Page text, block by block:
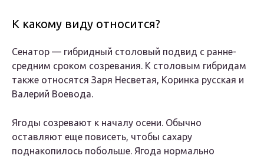
К какому виду относится?
Сенатор — гибридный столовый подвид с ранне-
средним сроком созревания. К столовым гибридам
также относятся Заря Несветая, Коринка русская и
Валерий Воевода.
Ягоды созревают к началу осени. Обычно
оставляют еще повисеть, чтобы сахару
поднакопилось побольше. Ягода нормально